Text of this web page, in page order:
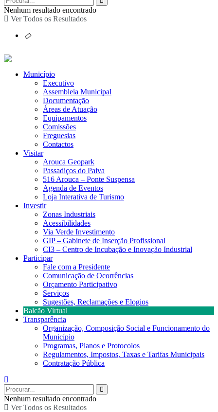
Nenhum resultado encontrado
Ver Todos os Resultados
Município
Executivo
Assembleia Municipal
Documentação
Áreas de Atuação
Equipamentos
Comissões
Freguesias
Contactos
Visitar
Arouca Geopark
Passadiços do Paiva
516 Arouca – Ponte Suspensa
Agenda de Eventos
Loja Interativa de Turismo
Investir
Zonas Industriais
Acessibilidades
Via Verde Investimento
GIP – Gabinete de Inserção Profissional
CI3 – Centro de Incubação e Inovação Industrial
Participar
Fale com a Presidente
Comunicação de Ocorrências
Orçamento Participativo
Serviços
Sugestões, Reclamações e Elogios
Balcão Virtual
Transparência
Organização, Composição Social e Funcionamento do
Município
Programas, Planos e Protocolos
Regulamentos, Impostos, Taxas e Tarifas Municipais
Contratação Pública
Nenhum resultado encontrado
Ver Todos os Resultados